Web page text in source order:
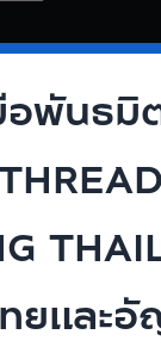
พันธมิ
ยและ